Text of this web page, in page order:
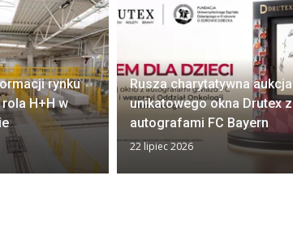
rynku
H+H w
Rusza charytatywna aukcja
unikatowego okna Drutex z
autografami FC Bayern
22 lipiec 2026